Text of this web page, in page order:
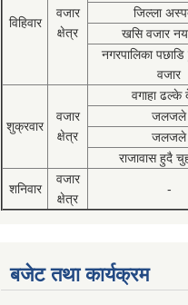
विहिवार
वजार
क्षेत्र
जिल्ला
खसि वजार
नगरपालिका
वजार
शुक्रवार
वजार
क्षेत्र
वगाहा ढल्के
जलजले
जलजले
राजावास हुदै
शनिवार
वजार
क्षेत्र
-
बजेट तथा कार्यक्रम